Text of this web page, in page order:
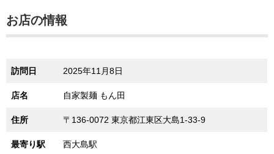
お店の情報
訪問日 2025年11月8日
店名 自家製麺 もん田
住所 〒136-0072 東京都江東区大島1-33-9
最寄り駅 西大島駅